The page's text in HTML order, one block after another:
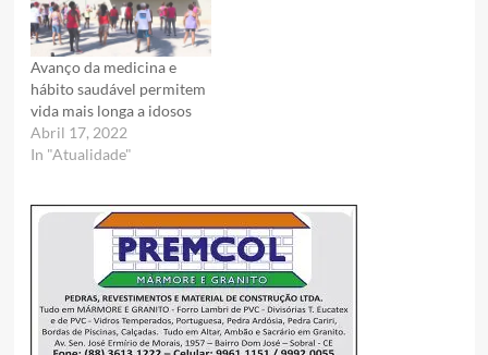
Avanço da medicina e
hábito saudável permitem
vida mais longa a idosos
Abril 17, 2022
In "Atualidade"